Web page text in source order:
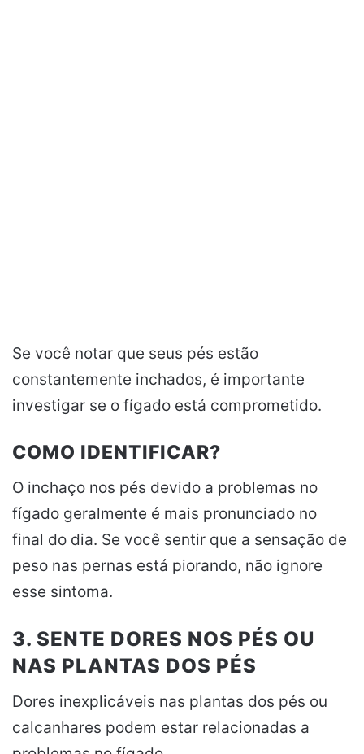
Se você notar que seus pés estão
constantemente inchados, é importante
investigar se o fígado está comprometido.
COMO IDENTIFICAR?
O inchaço nos pés devido a problemas no
fígado geralmente é mais pronunciado no
final do dia. Se você sentir que a sensação de
peso nas pernas está piorando, não ignore
esse sintoma.
3. SENTE DORES NOS PÉS OU
NAS PLANTAS DOS PÉS
Dores inexplicáveis nas plantas dos pés ou
calcanhares podem estar relacionadas a